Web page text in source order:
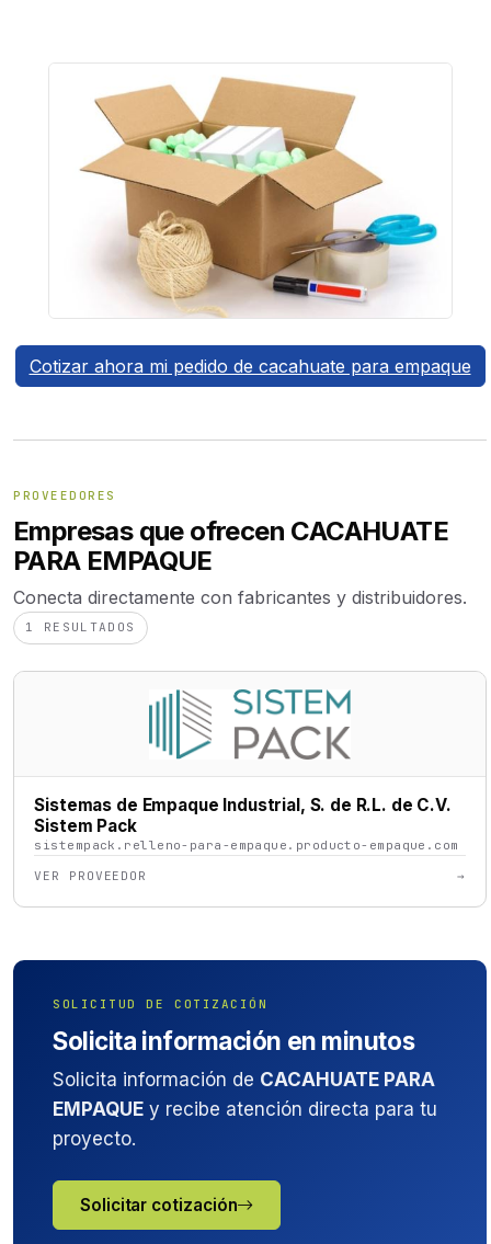
Cotizar ahora mi pedido de cacahuate para empaque
PROVEEDORES
Empresas que ofrecen CACAHUATE
PARA EMPAQUE
Conecta directamente con fabricantes y distribuidores.
1 RESULTADOS
Sistemas de Empaque Industrial, S. de R.L. de C.V.
Sistem Pack
sistempack.relleno-para-empaque.producto-empaque.com
VER PROVEEDOR →
SOLICITUD DE COTIZACIÓN
Solicita información en minutos
Solicita información de CACAHUATE PARA
EMPAQUE y recibe atención directa para tu
proyecto.
Solicitar cotización